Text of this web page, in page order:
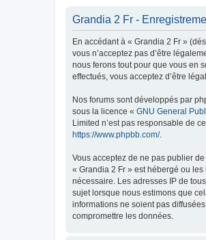
Grandia 2 Fr -
En accédant à « Grandia 2 Fr »
vous n’acceptez pas d’être
nous ferons tout pour que vous en
effectués, vous acceptez d’être
Nos forums sont développés par
sous la licence « GNU General
Limited n’est pas responsable de
https://www.phpbb.com/.
Vous acceptez de ne pas publier
« Grandia 2 Fr » est hébergé ou
nécessaire. Les adresses IP de
sujet lorsque nous estimons que
informations ne soient pas
compromettre les données.